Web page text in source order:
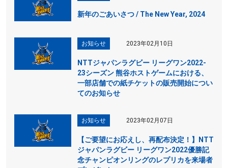
新年のごあいさつ / The New Year, 2024
お知らせ 2023年02月10日
NTTジャパンラグビー リーグワン2022-
23シーズン 熊谷ホストゲームにおける、
一部店舗での紙チケットの販売開始につい
てのお知らせ
お知らせ 2023年02月07日
【ご要望にお応えし、再配布決定！】NTT
ジャパンラグビー リーグワン2022優勝記
念チャンピオンリングのレプリカを来場者